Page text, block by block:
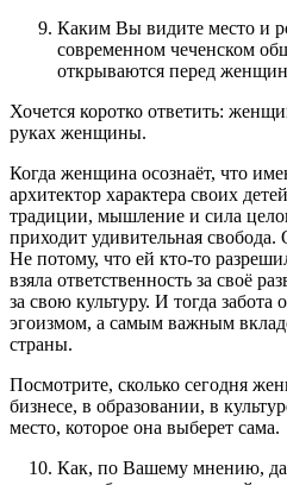
Каким Вы видите место и
современном чеченском
открываются перед
Хочется коротко ответить:
руках женщины.
Когда женщина осознаёт, что
архитектор характера своих
традиции, мышление и сила
приходит удивительная свобода.
Не потому, что ей кто-то
взяла ответственность за своё
за свою культуру. И тогда забота
эгоизмом, а самым важным
страны.
Посмотрите, сколько сегодня
бизнесе, в образовании, в
место, которое она выберет сама.
Как, по Вашему мнению,